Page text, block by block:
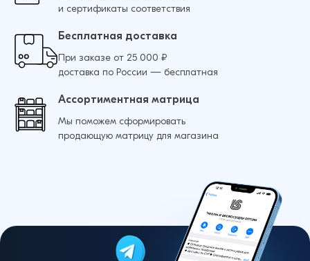
и сертификаты соответствия
Бесплатная доставка
При заказе от 25 000 ₽
доставка по России — бесплатная
Ассортиментная матрица
Мы поможем сформировать
продающую матрицу для магазина